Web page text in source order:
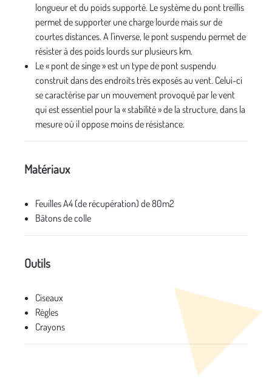
longueur et du poids supporté. Le système du pont treillis
permet de supporter une charge lourde mais sur de
courtes distances. A l'inverse, le pont suspendu permet de
résister à des poids lourds sur plusieurs km.
Le « pont de singe » est un type de pont suspendu
construit dans des endroits très exposés au vent. Celui-ci
se caractérise par un mouvement provoqué par le vent
qui est essentiel pour la « stabilité » de la structure, dans la
mesure où il oppose moins de résistance.
Matériaux
Feuilles A4 (de récupération) de 80m2
Bâtons de colle
Outils
Ciseaux
Règles
Crayons